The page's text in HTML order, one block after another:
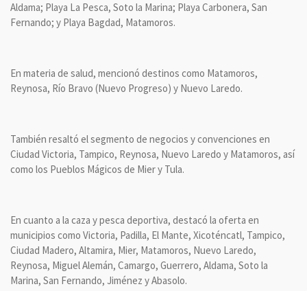
Aldama; Playa La Pesca, Soto la Marina; Playa Carbonera, San
Fernando; y Playa Bagdad, Matamoros.
En materia de salud, mencionó destinos como Matamoros,
Reynosa, Río Bravo (Nuevo Progreso) y Nuevo Laredo.
También resaltó el segmento de negocios y convenciones en
Ciudad Victoria, Tampico, Reynosa, Nuevo Laredo y Matamoros, así
como los Pueblos Mágicos de Mier y Tula.
En cuanto a la caza y pesca deportiva, destacó la oferta en
municipios como Victoria, Padilla, El Mante, Xicoténcatl, Tampico,
Ciudad Madero, Altamira, Mier, Matamoros, Nuevo Laredo,
Reynosa, Miguel Alemán, Camargo, Guerrero, Aldama, Soto la
Marina, San Fernando, Jiménez y Abasolo.